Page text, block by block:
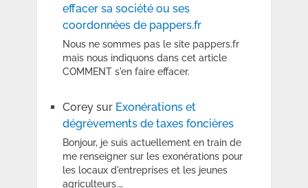
effacer sa société ou ses
coordonnées de pappers.fr
Nous ne sommes pas le site pappers.fr
mais nous indiquons dans cet article
COMMENT s'en faire effacer.
Coreysur Exonérations et
dégrèvements de taxes foncières
Bonjour, je suis actuellement en train de
me renseigner sur les exonérations pour
les locaux d'entreprises et les jeunes
agriculteurs.…